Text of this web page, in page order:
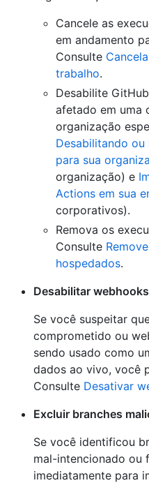
Cancele as
em andamento
Consulte
trabalho.
Desabilite
afetado em uma
organização
Desabilitando
para sua
organização) e
Actions em sua
corporativos).
Remova os
Consulte
hospedados.
Desabilitar webhooks
Se você suspeitar
comprometido ou
sendo usado como
dados ao vivo, você
Consulte Desativar
Excluir branches
Se você identificou
mal-intencionado ou
imediatamente para